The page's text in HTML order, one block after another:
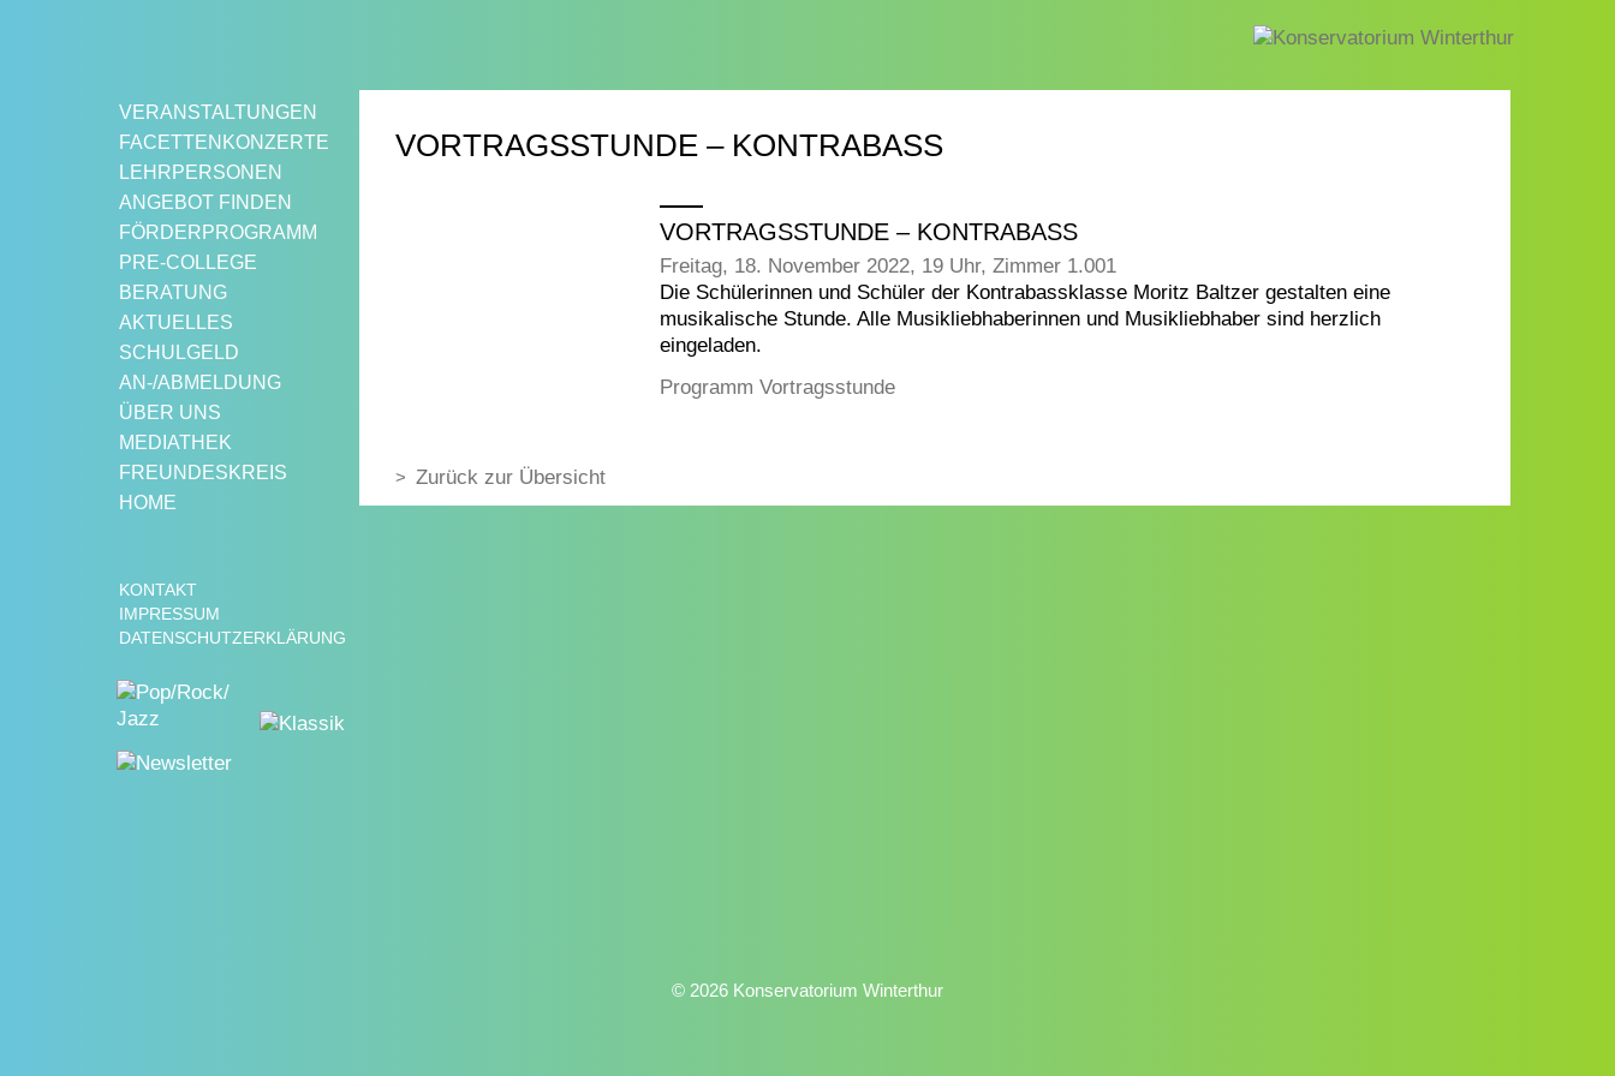
VORTRAGSSTUNDE – KONTRABASS
VORTRAGSSTUNDE – KONTRABASS
Freitag, 18. November 2022, 19 Uhr, Zimmer 1.001
Die Schülerinnen und Schüler der Kontrabassklasse Moritz Baltzer gestalten eine
musikalische Stunde. Alle Musikliebhaberinnen und Musikliebhaber sind herzlich
eingeladen.
Programm Vortragsstunde
Zurück zur Übersicht
VERANSTALTUNGEN
FACETTENKONZERTE
LEHRPERSONEN
ANGEBOT FINDEN
FÖRDERPROGRAMM
PRE-COLLEGE
BERATUNG
AKTUELLES
SCHULGELD
AN-/ABMELDUNG
ÜBER UNS
MEDIATHEK
FREUNDESKREIS
HOME
KONTAKT
IMPRESSUM
DATENSCHUTZERKLÄRUNG
© 2026 Konservatorium Winterthur